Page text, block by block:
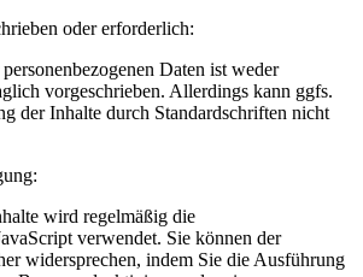
oder erforderlich:
Daten ist weder
vorgeschrieben. Allerdings kann ggfs.
der Inhalte durch Standardschriften nicht
wird regelmäßig die
verwendet. Sie können der
widersprechen, indem Sie die Ausführung